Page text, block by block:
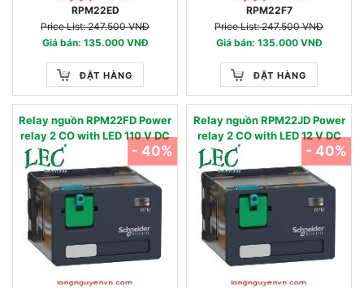
RPM22ED
Price List: 247.500 VNĐ
Giá bán: 135.000 VNĐ
ĐẶT HÀNG
RPM22F7
Price List: 247.500 VNĐ
Giá bán: 135.000 VNĐ
ĐẶT HÀNG
Relay nguồn RPM22FD Power
relay 2 CO with LED 110 V DC
- 40%
Relay nguồn RPM22JD Power
relay 2 CO with LED 12 V DC
- 40%